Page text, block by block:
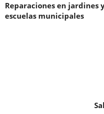
Reparaciones en jardines
escuelas municipales